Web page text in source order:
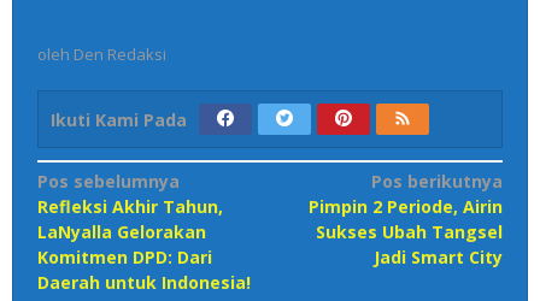
oleh Den Redaksi
Ikuti Kami Pada
Navigasi
pos
Pos sebelumnya
Refleksi Akhir Tahun,
LaNyalla Gelorakan
Komitmen DPD: Dari
Daerah untuk Indonesia!
Pos berikutnya
Pimpin 2 Periode, Airin
Sukses Ubah Tangsel
Jadi Smart City